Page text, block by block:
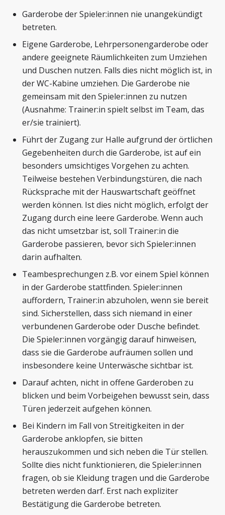
Garderobe der Spieler:innen nie unangekündigt
betreten.
Eigene Garderobe, Lehrpersonengarderobe oder
andere geeignete Räumlichkeiten zum Umziehen
und Duschen nutzen. Falls dies nicht möglich ist, in
der WC-Kabine umziehen. Die Garderobe nie
gemeinsam mit den Spieler:innen zu nutzen
(Ausnahme: Trainer:in spielt selbst im Team, das
er/sie trainiert).
Führt der Zugang zur Halle aufgrund der örtlichen
Gegebenheiten durch die Garderobe, ist auf ein
besonders umsichtiges Vorgehen zu achten.
Teilweise bestehen Verbindungstüren, die nach
Rücksprache mit der Hauswartschaft geöffnet
werden können. Ist dies nicht möglich, erfolgt der
Zugang durch eine leere Garderobe. Wenn auch
das nicht umsetzbar ist, soll Trainer:in die
Garderobe passieren, bevor sich Spieler:innen
darin aufhalten.
Teambesprechungen z.B. vor einem Spiel können
in der Garderobe stattfinden. Spieler:innen
auffordern, Trainer:in abzuholen, wenn sie bereit
sind. Sicherstellen, dass sich niemand in einer
verbundenen Garderobe oder Dusche befindet.
Die Spieler:innen vorgängig darauf hinweisen,
dass sie die Garderobe aufräumen sollen und
insbesondere keine Unterwäsche sichtbar ist.
Darauf achten, nicht in offene Garderoben zu
blicken und beim Vorbeigehen bewusst sein, dass
Türen jederzeit aufgehen können.
Bei Kindern im Fall von Streitigkeiten in der
Garderobe anklopfen, sie bitten
herauszukommen und sich neben die Tür stellen.
Sollte dies nicht funktionieren, die Spieler:innen
fragen, ob sie Kleidung tragen und die Garderobe
betreten werden darf. Erst nach expliziter
Bestätigung die Garderobe betreten.